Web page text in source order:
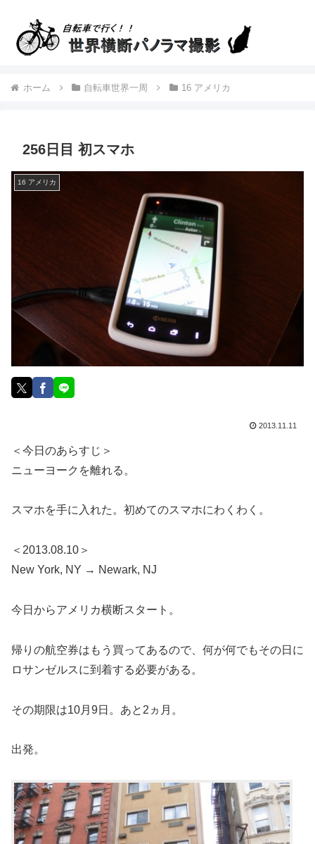
ホーム 自転車世界一周 16 アメリカ
256日目 初スマホ
16 アメリカ
2013.11.11
＜今日のあらすじ＞
ニューヨークを離れる。
スマホを手に入れた。初めてのスマホにわくわく。
＜2013.08.10＞
New York, NY → Newark, NJ
今日からアメリカ横断スタート。
帰りの航空券はもう買ってあるので、何が何でもその日に
ロサンゼルスに到着する必要がある。
その期限は10月9日。あと2ヵ月。
出発。